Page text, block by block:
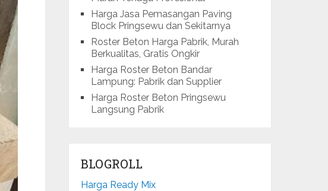
Harga Jasa Pemasangan Paving
Block Pringsewu dan Sekitarnya
Roster Beton Harga Pabrik, Murah
Berkualitas, Gratis Ongkir
Harga Roster Beton Bandar
Lampung: Pabrik dan Supplier
Harga Roster Beton Pringsewu
Langsung Pabrik
BLOGROLL
Harga Ready Mix